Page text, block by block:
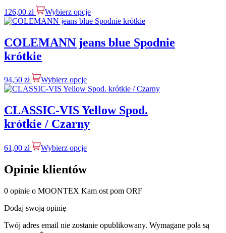
126,00 zł Wybierz opcje
COLEMANN jeans blue Spodnie
krótkie
94,50 zł Wybierz opcje
CLASSIC-VIS Yellow Spod.
krótkie / Czarny
61,00 zł Wybierz opcje
Opinie klientów
0 opinie o MOONTEX Kam ost pom ORF
Dodaj swoją opinię
Twój adres email nie zostanie opublikowany. Wymagane pola są